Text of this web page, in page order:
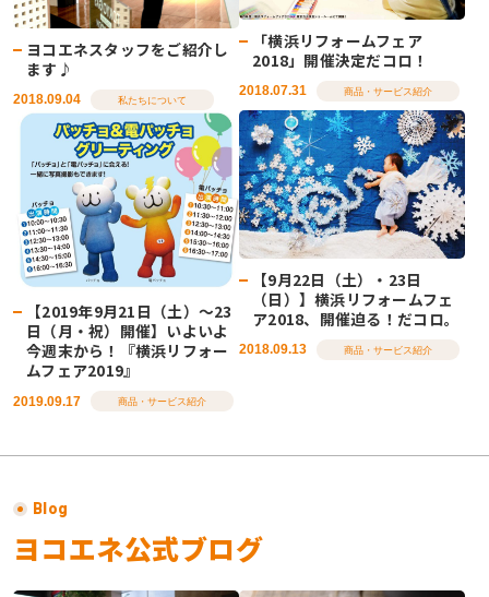
ヨコエネスタッフをご紹介し
ます♪
2018.09.04 私たちについて
「横浜リフォームフェア
2018」開催決定だコロ！
2018.07.31 商品・サービス紹介
【2019年9月21日（土）～23
日（月・祝）開催】いよいよ
今週末から！『横浜リフォー
ムフェア2019』
2019.09.17 商品・サービス紹介
【9月22日（土）・23日
（日）】横浜リフォームフェ
ア2018、開催迫る！だコロ。
2018.09.13 商品・サービス紹介
Blog
ヨコエネ公式ブログ